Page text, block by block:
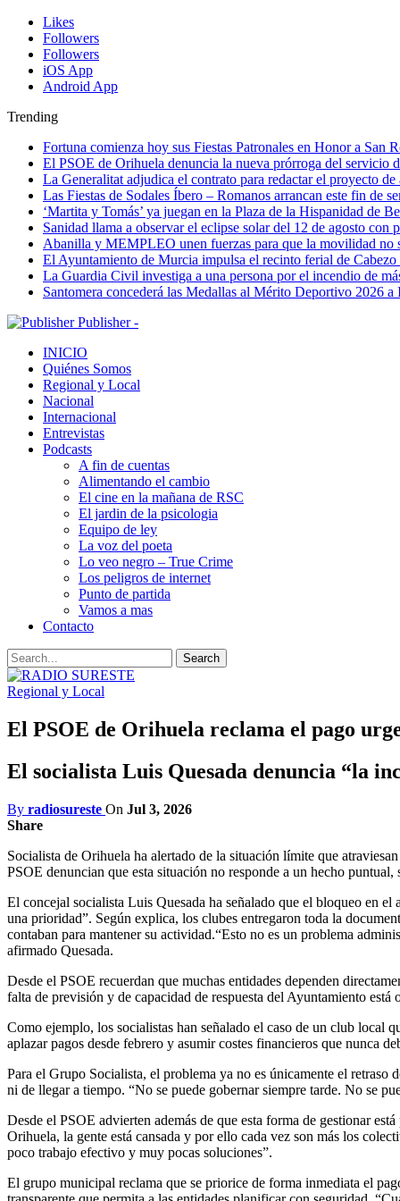
Likes
Followers
Followers
iOS App
Android App
Trending
Fortuna comienza hoy sus Fiestas Patronales en Honor a San
El PSOE de Orihuela denuncia la nueva prórroga del servicio
La Generalitat adjudica el contrato para redactar el proyecto
Las Fiestas de Sodales Íbero – Romanos arrancan este fin de
‘Martita y Tomás’ ya juegan en la Plaza de la Hispanidad de
Sanidad llama a observar el eclipse solar del 12 de agosto
Abanilla y MEMPLEO unen fuerzas para que la movilidad no
El Ayuntamiento de Murcia impulsa el recinto ferial de Cabezo
La Guardia Civil investiga a una persona por el incendio de
Santomera concederá las Medallas al Mérito Deportivo 2026
Publisher -
INICIO
Quiénes Somos
Regional y Local
Nacional
Internacional
Entrevistas
Podcasts
A fin de cuentas
Alimentando el cambio
El cine en la mañana de RSC
El jardin de la psicologia
Equipo de ley
La voz del poeta
Lo veo negro – True Crime
Los peligros de internet
Punto de partida
Vamos a mas
Contacto
Regional y Local
El PSOE de Orihuela reclama el pago
El socialista Luis Quesada denuncia “la
By radiosureste On Jul 3, 2026
Share
Socialista de Orihuela ha alertado de la situación límite que
PSOE denuncian que esta situación no responde a un hecho
El concejal socialista Luis Quesada ha señalado que el bloqueo en
una prioridad”. Según explica, los clubes entregaron toda la
contaban para mantener su actividad.“Esto no es un problema
afirmado Quesada.
Desde el PSOE recuerdan que muchas entidades dependen
falta de previsión y de capacidad de respuesta del Ayuntamiento
Como ejemplo, los socialistas han señalado el caso de un club local
aplazar pagos desde febrero y asumir costes financieros que nunca
Para el Grupo Socialista, el problema ya no es únicamente el retraso
ni de llegar a tiempo. “No se puede gobernar siempre tarde. No se
Desde el PSOE advierten además de que esta forma de gestionar
Orihuela, la gente está cansada y por ello cada vez son más los
poco trabajo efectivo y muy pocas soluciones”.
El grupo municipal reclama que se priorice de forma inmediata el